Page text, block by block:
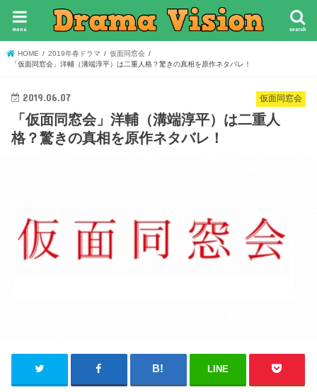
search
menu
HOME 2019年春ドラマ
仮面同窓会
「仮面同窓会」洋輔（溝端淳平）は二重人格？驚きの真相を原作ネタバレ！
仮面同窓会
2019.06.07
「仮面同窓会」洋輔（溝端淳平）は二重人
格？驚きの真相を原作ネタバレ！
LINE